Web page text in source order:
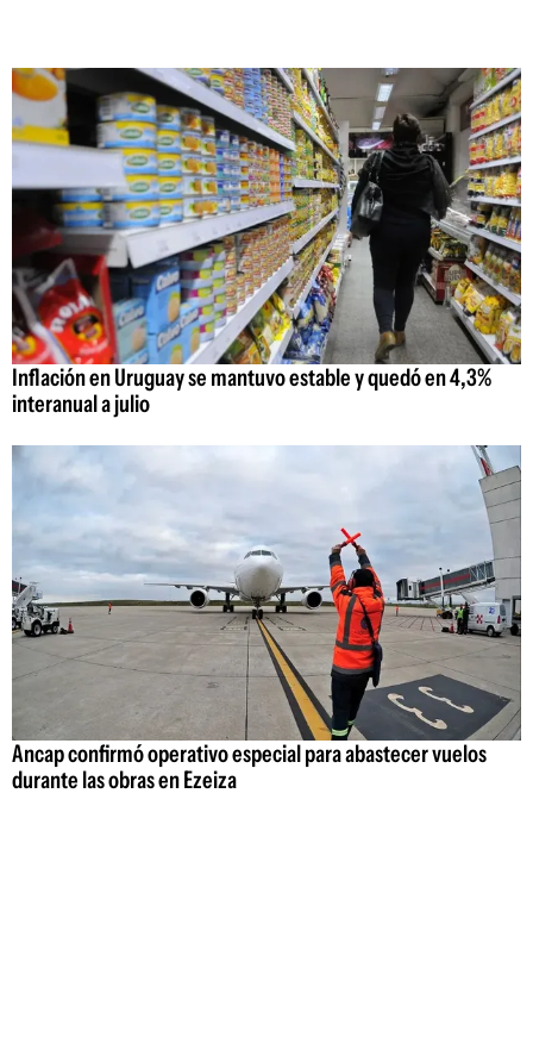
Inflación en Uruguay se mantuvo estable y quedó en 4,3%
interanual a julio
Ancap confirmó operativo especial para abastecer vuelos
durante las obras en Ezeiza